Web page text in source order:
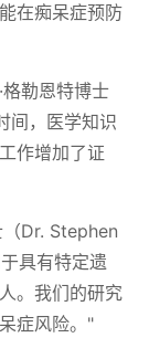
在痴呆症预防
勒恩特博士
间，医学知识
作增加了证
（Dr. Stephen
具有特定遗
。我们的研究
症风险。"